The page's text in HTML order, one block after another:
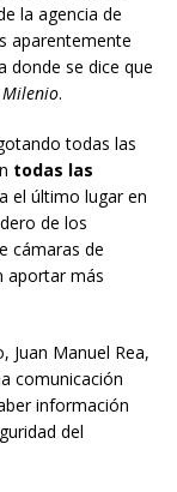
la agencia de
aparentemente
donde se dice que
Milenio.
todas las
todas las
el último lugar en
de los
cámaras de
aportar más
Juan Manuel Rea,
comunicación
información
del